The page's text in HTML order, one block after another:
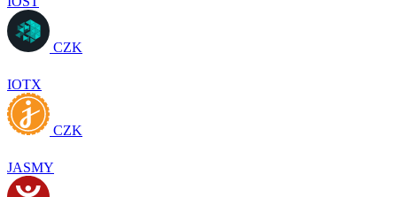
CZK
IOTX
CZK
JASMY